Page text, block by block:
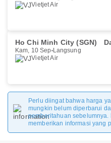
Vietjet Air
Ho Chi Minh City (SGN)
Kam, 10 Sep Langsung
Vietjet Air
Perlu diingat bahwa harga
mungkin belum diperbarui
pemberitahuan
memberikan informasi yang